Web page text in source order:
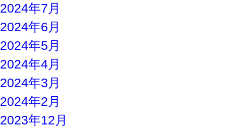
2024年7月
2024年6月
2024年5月
2024年4月
2024年3月
2024年2月
2023年12月